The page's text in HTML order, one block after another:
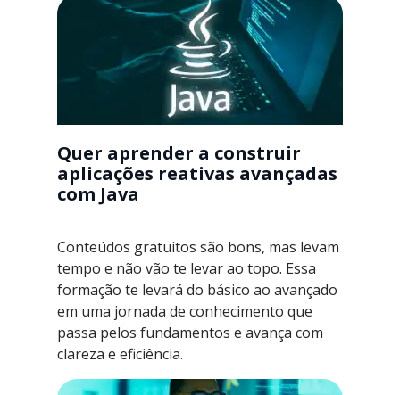
Quer aprender a construir
aplicações reativas avançadas
com Java
Conteúdos gratuitos são bons, mas levam
tempo e não vão te levar ao topo. Essa
formação te levará do básico ao avançado
em uma jornada de conhecimento que
passa pelos fundamentos e avança com
clareza e eficiência.